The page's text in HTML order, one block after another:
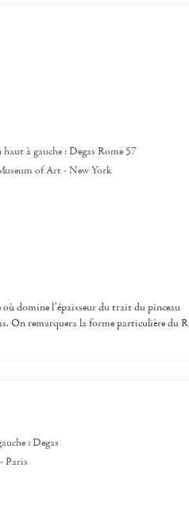
haut à gauche : Degas Rome 57
of Art - New York
où domine l’épaisseur du trait du pinceau
On remarquera la forme particulière du R
: Degas
Paris